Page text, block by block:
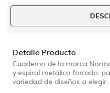
Detalle Producto
Cuaderno de la marca
y espiral metálico forrado,
variedad de diseños a elegir.